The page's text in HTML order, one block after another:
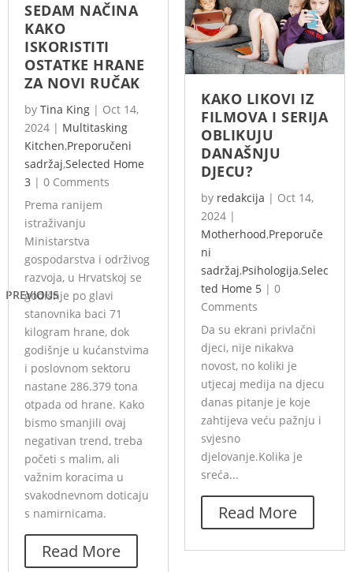
PREVIOUS
SEDAM NAČINA
KAKO
ISKORISTITI
OSTATKE HRANE
ZA NOVI RUČAK
by Tina King | Oct 14,
2024 | Multitasking
Kitchen,Preporučeni
sadržaj,Selected Home
3 | 0 Comments
Prema ranijem
istraživanju
Ministarstva
gospodarstva i održivog
razvoja, u Hrvatskoj se
godišnje po glavi
stanovnika baci 71
kilogram hrane, dok
godišnje u kućanstvima
i poslovnom sektoru
nastane 286.379 tona
otpada od hrane. Kako
bismo smanjili ovaj
negativan trend, treba
početi s malim, ali
važnim koracima u
svakodnevnom doticaju
s namirnicama.
Read More
KAKO LIKOVI IZ
FILMOVA I SERIJA
OBLIKUJU
DANAŠNJU
DJECU?
by redakcija | Oct 14,
2024 |
Motherhood,Preporuče
ni
sadržaj,Psihologija,Selec
ted Home 5 | 0
Comments
Da su ekrani privlačni
djeci, nije nikakva
novost, no koliki je
utjecaj medija na djecu
danas pitanje je koje
zahtijeva veću pažnju i
svjesno
djelovanje.Kolika je
sreća...
Read More